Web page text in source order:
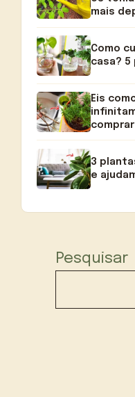
mais
Como
casa? 5
Eis
3
e
Pesquisar